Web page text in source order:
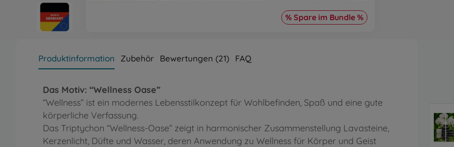
% Spare im Bundle %
Produktinformation Zubehör Bewertungen (21) FAQ
Das Motiv: “Wellness Oase”
“Wellness” ist ein modernes Lebensstilkonzept für Wohlbefinden, Spaß und eine gute
körperliche Verfassung.
Das Triptychon “Wellness-Oase” zeigt in harmonischer Zusammenstellung Lavasteine,
Kerzenlicht, Düfte und Wasser, deren Anwendung zu Wellness für Körper und Geist